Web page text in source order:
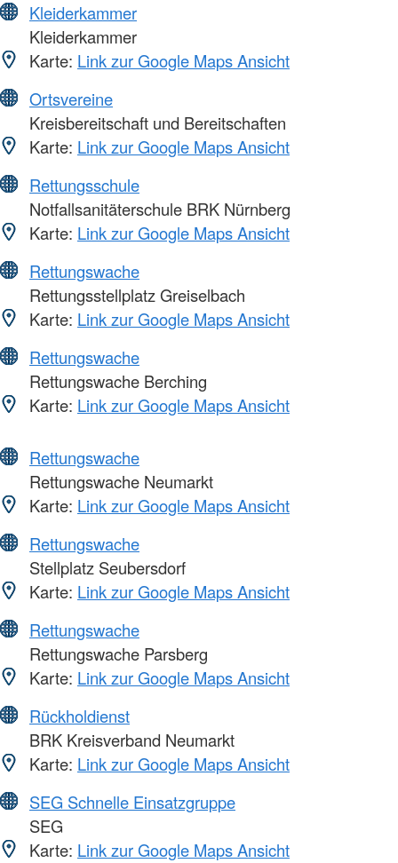
Kleiderkammer
Kleiderkammer
Karte: Link zur Google Maps Ansicht
Ortsvereine
Kreisbereitschaft und Bereitschaften
Karte: Link zur Google Maps Ansicht
Rettungsschule
Notfallsanitäterschule BRK Nürnberg
Karte: Link zur Google Maps Ansicht
Rettungswache
Rettungsstellplatz Greiselbach
Karte: Link zur Google Maps Ansicht
Rettungswache
Rettungswache Berching
Karte: Link zur Google Maps Ansicht
Rettungswache
Rettungswache Neumarkt
Karte: Link zur Google Maps Ansicht
Rettungswache
Stellplatz Seubersdorf
Karte: Link zur Google Maps Ansicht
Rettungswache
Rettungswache Parsberg
Karte: Link zur Google Maps Ansicht
Rückholdienst
BRK Kreisverband Neumarkt
Karte: Link zur Google Maps Ansicht
SEG Schnelle Einsatzgruppe
SEG
Karte: Link zur Google Maps Ansicht